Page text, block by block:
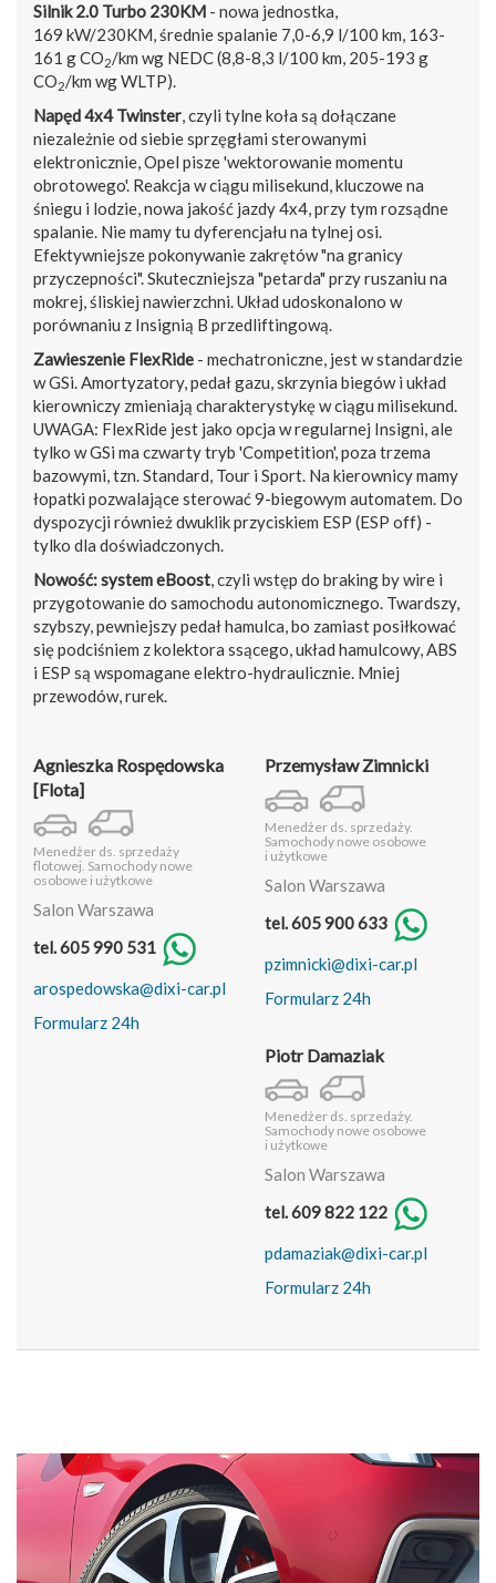
Silnik 2.0 Turbo 230KM - nowa jednostka,
169 kW/230KM, średnie spalanie 7,0-6,9 l/100 km, 163-
161 g CO2/km wg NEDC (8,8-8,3 l/100 km, 205-193 g
CO2/km wg WLTP).
Napęd 4x4 Twinster, czyli tylne koła są dołączane
niezależnie od siebie sprzęgłami sterowanymi
elektronicznie, Opel pisze 'wektorowanie momentu
obrotowego'. Reakcja w ciągu milisekund, kluczowe na
śniegu i lodzie, nowa jakość jazdy 4x4, przy tym rozsądne
spalanie. Nie mamy tu dyferencjału na tylnej osi.
Efektywniejsze pokonywanie zakrętów "na granicy
przyczepności". Skuteczniejsza "petarda" przy ruszaniu na
mokrej, śliskiej nawierzchni. Układ udoskonalono w
porównaniu z Insignią B przedliftingową.
Zawieszenie FlexRide - mechatroniczne, jest w standardzie
w GSi. Amortyzatory, pedał gazu, skrzynia biegów i układ
kierowniczy zmieniają charakterystykę w ciągu milisekund.
UWAGA: FlexRide jest jako opcja w regularnej Insigni, ale
tylko w GSi ma czwarty tryb 'Competition', poza trzema
bazowymi, tzn. Standard, Tour i Sport. Na kierownicy mamy
łopatki pozwalające sterować 9-biegowym automatem. Do
dyspozycji również dwuklik przyciskiem ESP (ESP off) -
tylko dla doświadczonych.
Nowość: system eBoost, czyli wstęp do braking by wire i
przygotowanie do samochodu autonomicznego. Twardszy,
szybszy, pewniejszy pedał hamulca, bo zamiast posiłkować
się podciśniem z kolektora ssącego, układ hamulcowy, ABS
i ESP są wspomagane elektro-hydraulicznie. Mniej
przewodów, rurek.
Agnieszka Rospędowska
[Flota]
Menedżer ds. sprzedaży
flotowej. Samochody nowe
osobowe i użytkowe
Salon Warszawa
tel. 605 990 531
arospedowska@dixi-car.pl
Formularz 24h
Przemysław Zimnicki
Menedżer ds. sprzedaży.
Samochody nowe osobowe
i użytkowe
Salon Warszawa
tel. 605 900 633
pzimnicki@dixi-car.pl
Formularz 24h
Piotr Damaziak
Menedżer ds. sprzedaży.
Samochody nowe osobowe
i użytkowe
Salon Warszawa
tel. 609 822 122
pdamaziak@dixi-car.pl
Formularz 24h